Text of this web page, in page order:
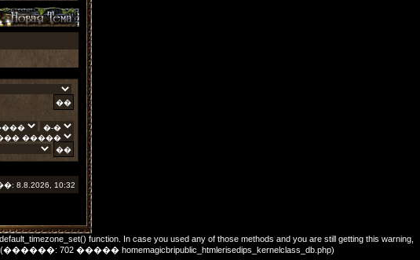
8.8.2026, 10:32
function. In case you used any of those methods and you are still getting this warning,
(������: 702 ����� homemagicbripublic_htmlerisedips_kernelclass_db.php)